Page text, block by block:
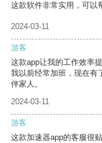
这款软件非常实用，可以
2024-03-11
游客
这款app让我的工作效率
我以前经常加班，现在有
伴家人。
2024-03-11
游客
这款加速器app的客服很